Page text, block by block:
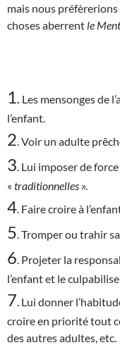
mais nous préfèrerions
choses aberrent le
1
Les mensonges de
l’enfant.
2 . Voir un adulte
3 . Lui imposer de
« traditionnelles ».
4 . Faire croire à
5 . Tromper ou trahir
6 . Projeter la
l’enfant et le
7 . Lui donner
croire en priorité tout
des autres adultes, etc.